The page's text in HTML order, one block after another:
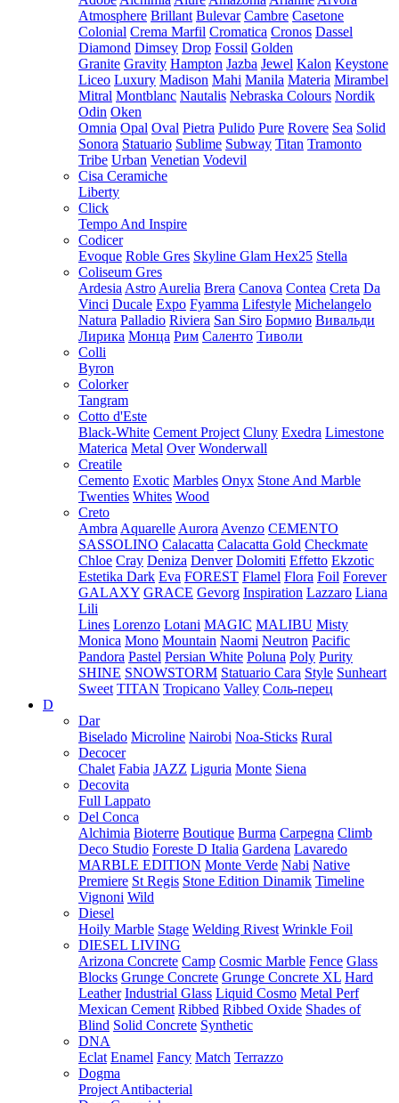
Atmosphere Brillant Bulevar Cambre Casetone
Colonial Crema Marfil Cromatica Cronos Dassel
Diamond Dimsey Drop Fossil Golden
Granite Gravity Hampton Jazba Jewel Kalon Keystone
Liceo Luxury Madison Mahi Manila Materia Mirambel
Mitral Montblanc Nautalis Nebraska Colours Nordik
Odin Oken
Omnia Opal Oval Pietra Pulido Pure Rovere Sea Solid
Sonora Statuario Sublime Subway Titan Tramonto
Tribe Urban Venetian Vodevil
Cisa Ceramiche
Liberty
Click
Tempo And Inspire
Codicer
Evoque Roble Gres Skyline Glam Hex25 Stella
Coliseum Gres
Ardesia Astro Aurelia Brera Canova Contea Creta Da
Vinci Ducale Expo Fyamma Lifestyle Michelangelo
Natura Palladio Riviera San Siro Бормио Вивальди
Лирика Монца Рим Саленто Тиволи
Colli
Byron
Colorker
Tangram
Cotto d'Este
Black-White Cement Project Cluny Exedra Limestone
Materica Metal Over Wonderwall
Creatile
Cemento Exotic Marbles Onyx Stone And Marble
Twenties Whites Wood
Creto
Ambra Aquarelle Aurora Avenzo CEMENTO
SASSOLINO Calacatta Calacatta Gold Checkmate
Chloe Cray Deniza Denver Dolomiti Effetto Ekzotic
Estetika Dark Eva FOREST Flamel Flora Foil Forever
GALAXY GRACE Gevorg Inspiration Lazzaro Liana
Lili
Lines Lorenzo Lotani MAGIC MALIBU Misty
Monica Mono Mountain Naomi Neutron Pacific
Pandora Pastel Persian White Poluna Poly Purity
SHINE SNOWSTORM Statuario Cara Style Sunheart
Sweet TITAN Tropicano Valley Соль-перец
D
Dar
Biselado Microline Nairobi Noa-Sticks Rural
Decocer
Chalet Fabia JAZZ Liguria Monte Siena
Decovita
Full Lappato
Del Conca
Alchimia Bioterre Boutique Burma Carpegna Climb
Deco Studio Foreste D Italia Gardena Lavaredo
MARBLE EDITION Monte Verde Nabi Native
Premiere St Regis Stone Edition Dinamik Timeline
Vignoni Wild
Diesel
Hoily Marble Stage Welding Rivest Wrinkle Foil
DIESEL LIVING
Arizona Concrete Camp Cosmic Marble Fence Glass
Blocks Grunge Concrete Grunge Concrete XL Hard
Leather Industrial Glass Liquid Cosmo Metal Perf
Mexican Cement Ribbed Ribbed Oxide Shades of
Blind Solid Concrete Synthetic
DNA
Eclat Enamel Fancy Match Terrazzo
Dogma
Project Antibacterial